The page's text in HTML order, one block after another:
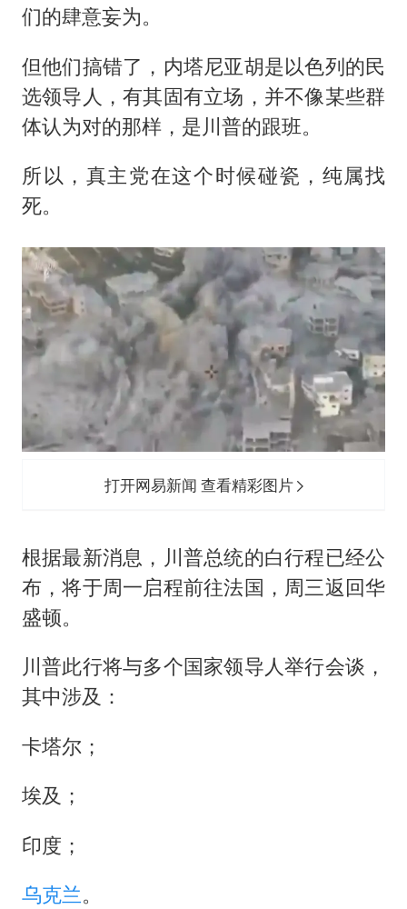
41岁女子为鼓励女儿考上985研究生
们的肆意妄为。
但他们搞错了，内塔尼亚胡是以色列的民
选领导人，有其固有立场，并不像某些群
体认为对的那样，是川普的跟班。
所以，真主党在这个时候碰瓷，纯属找
死。
打开网易新闻 查看精彩图片
根据最新消息，川普总统的白行程已经公
布，将于周一启程前往法国，周三返回华
盛顿。
川普此行将与多个国家领导人举行会谈，
其中涉及：
卡塔尔；
埃及；
印度；
乌克兰。